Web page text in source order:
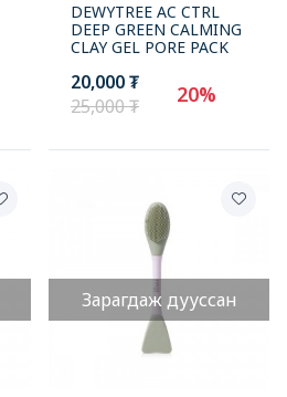
DEWYTREE AC CTRL
DEEP GREEN CALMING
CLAY GEL PORE PACK
20,000 ₮
25,000 ₮
20%
Зарагдаж дууссан